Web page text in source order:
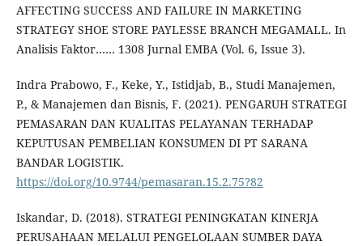
AFFECTING SUCCESS AND FAILURE IN MARKETING
STRATEGY SHOE STORE PAYLESSE BRANCH MEGAMALL. In
Analisis Faktor…… 1308 Jurnal EMBA (Vol. 6, Issue 3).
Indra Prabowo, F., Keke, Y., Istidjab, B., Studi Manajemen,
P., & Manajemen dan Bisnis, F. (2021). PENGARUH STRATEGI
PEMASARAN DAN KUALITAS PELAYANAN TERHADAP
KEPUTUSAN PEMBELIAN KONSUMEN DI PT SARANA
BANDAR LOGISTIK.
https://doi.org/10.9744/pemasaran.15.2.75?82
Iskandar, D. (2018). STRATEGI PENINGKATAN KINERJA
PERUSAHAAN MELALUI PENGELOLAAN SUMBER DAYA